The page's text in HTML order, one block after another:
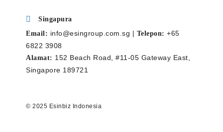
Singapura
Email: info@esingroup.com.sg | Telepon: +65
6822 3908
Alamat: 152 Beach Road, #11-05 Gateway East,
Singapore 189721
© 2025 Esinbiz Indonesia